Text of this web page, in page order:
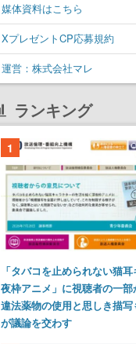
媒体資料はこちら
XプレゼントCP応募規約
運営：株式会社マレ
ランキング
1
「タバコを止められない猫
夜枠アニメ」に視聴者の一部
違法薬物の使用と思しき描
が議論を交わす